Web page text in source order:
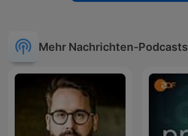
Mehr Nachrichten-Podcasts